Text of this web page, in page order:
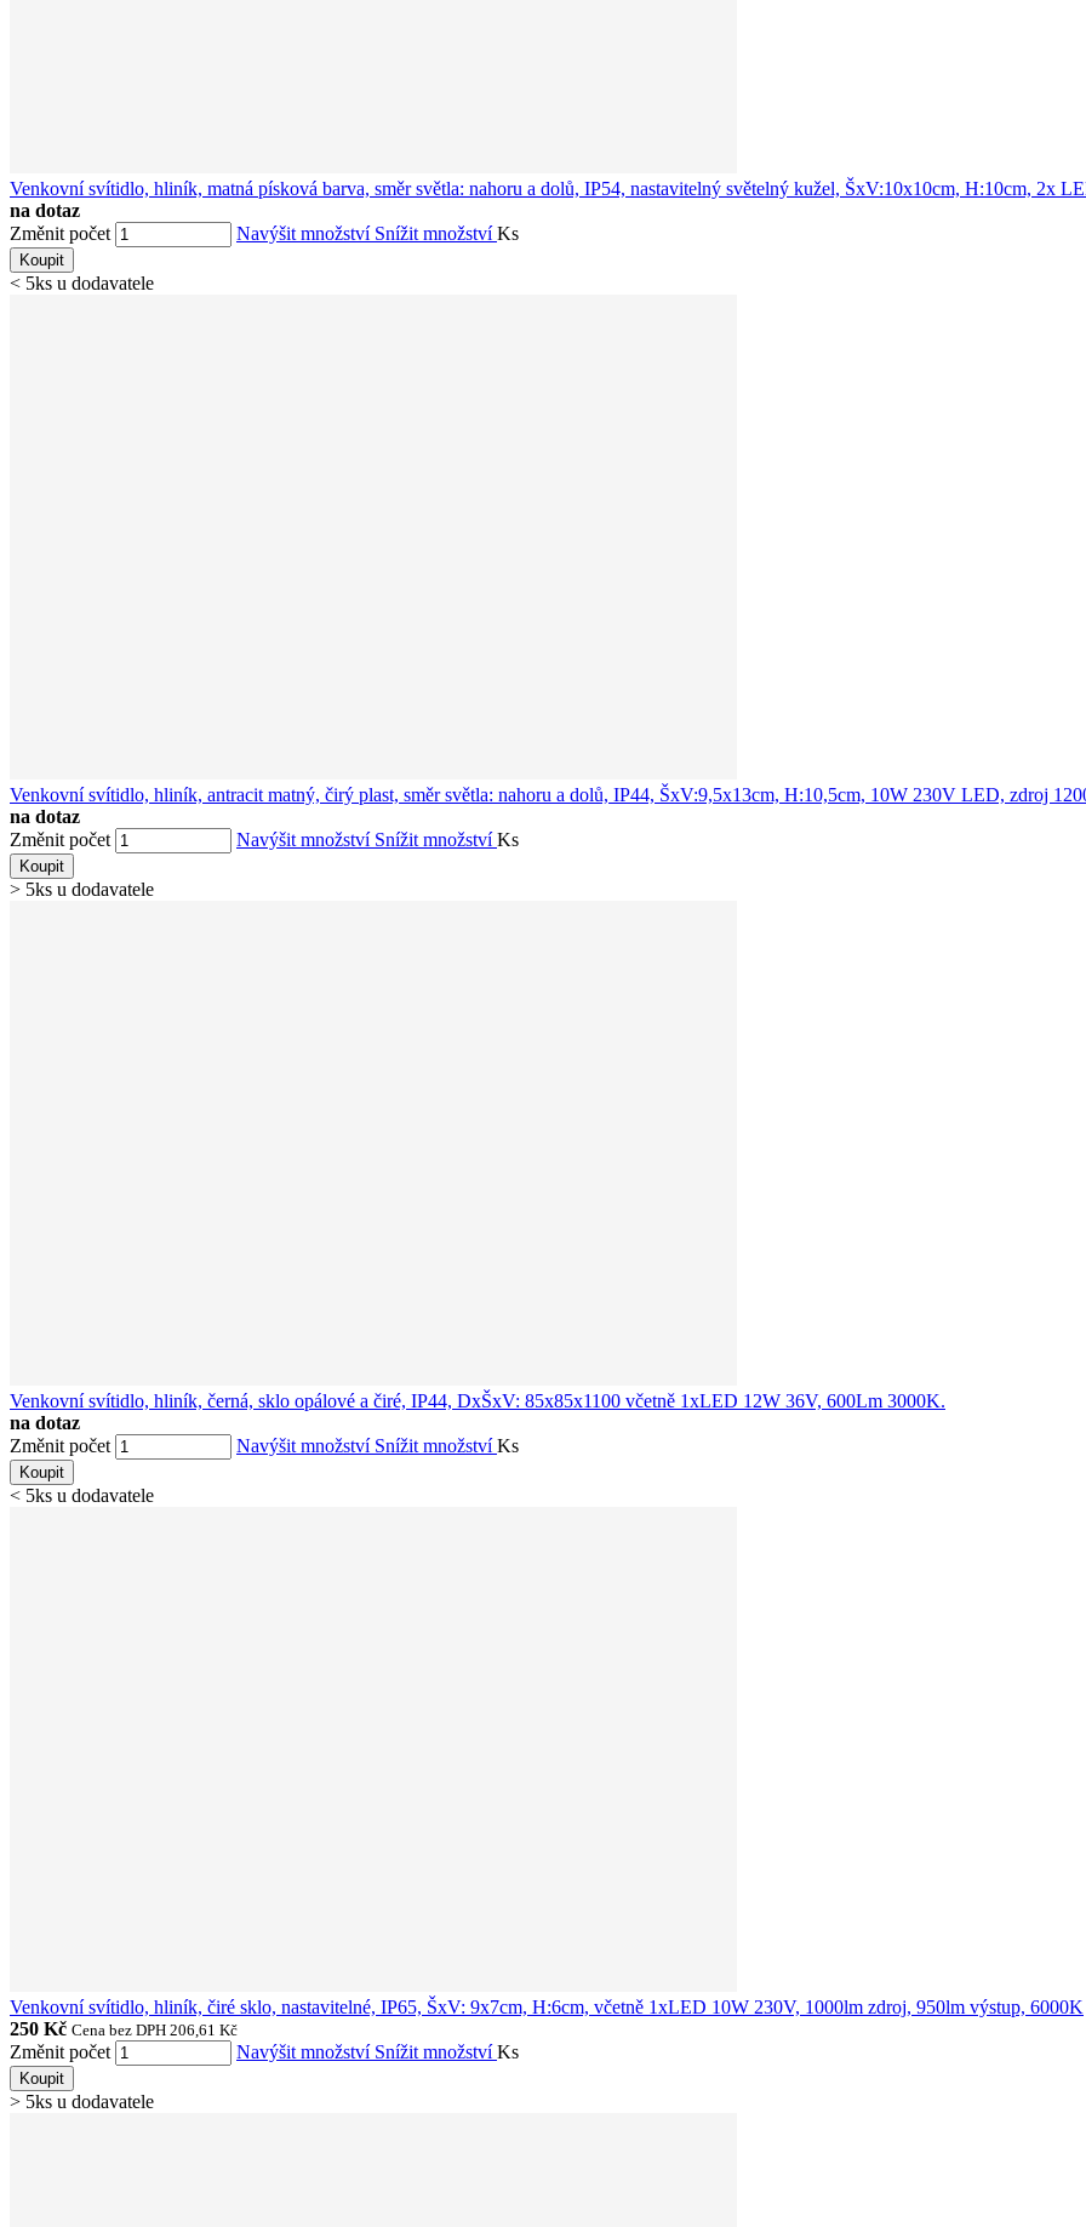
Venkovní svítidlo, hliník, matná písková barva, směr světla: nahoru a dolů, IP54, nastavitelný světelný kužel, ŠxV:10x10cm, H:10cm, 2x
na dotaz
Změnit počet
Navýšit množství Snížit množstvíKs
Koupit
< 5ks u dodavatele
Venkovní svítidlo, hliník, antracit matný, čirý plast, směr světla: nahoru a dolů, IP44, ŠxV:9,5x13cm, H:10,5cm, 10W 230V LED, zdroj
na dotaz
Změnit počet
Navýšit množství Snížit množstvíKs
Koupit
> 5ks u dodavatele
Venkovní svítidlo, hliník, černá, sklo opálové a čiré, IP44, DxŠxV: 85x85x1100 včetně 1xLED 12W 36V, 600Lm 3000K.
na dotaz
Změnit počet
Navýšit množství Snížit množstvíKs
Koupit
< 5ks u dodavatele
Venkovní svítidlo, hliník, čiré sklo, nastavitelné, IP65, ŠxV: 9x7cm, H:6cm, včetně 1xLED 10W 230V, 1000lm zdroj, 950lm výstup, 6000K
250 Kč Cena bez DPH 206,61 Kč
Změnit počet Navýšit množství Snížit množstvíKs
Koupit
> 5ks u dodavatele